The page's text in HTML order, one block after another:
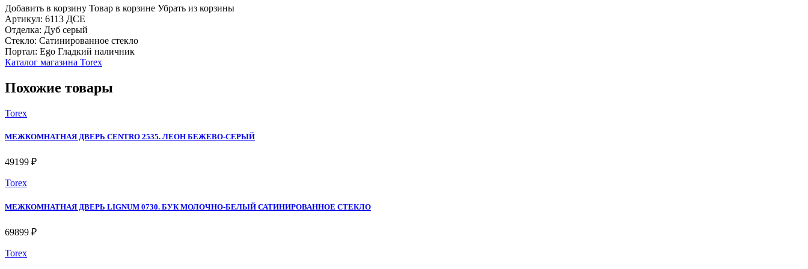
Добавить в корзину Товар в корзине Убрать из корзины
Артикул: 6113 ДСЕ
Отделка: Дуб серый
Стекло: Сатинированное стекло
Портал: Ego Гладкий наличник
Каталог магазина Torex
Похожие товары
Torex
МЕЖКОМНАТНАЯ ДВЕРЬ CENTRO 2535. ЛЕОН БЕЖЕВО-СЕРЫЙ
49199 ₽
Torex
МЕЖКОМНАТНАЯ ДВЕРЬ LIGNUM 0730. БУК МОЛОЧНО-БЕЛЫЙ САТИНИРОВАННОЕ СТЕКЛО
69899 ₽
Torex